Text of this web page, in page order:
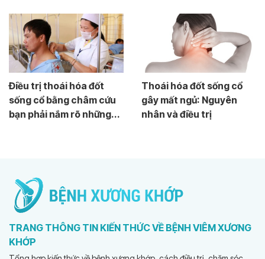
Điều trị thoái hóa đốt
sống cổ bằng châm cứu
bạn phải nắm rõ những...
Thoái hóa đốt sống cổ
gây mất ngủ: Nguyên
nhân và điều trị
TRANG THÔNG TIN KIẾN THỨC VỀ BỆNH VIÊM XƯƠNG
KHỚP